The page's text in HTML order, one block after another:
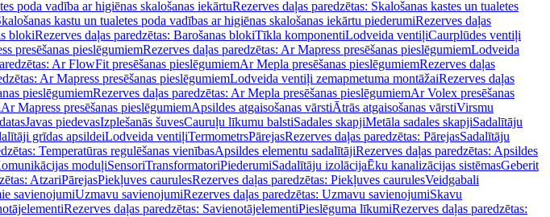
poda vadība ar higiēnas skalošanas iekārtuRezerves daļas paredzētas: Skalošanas kastes un tualetes
kastu un tualetes poda vadības ar higiēnas skalošanas iekārtu piederumiRezerves daļas
blokiRezerves daļas paredzētas: Barošanas blokiTīkla komponentiLodveida ventiļiCaurplūdes ventiļi
presēšanas pieslēgumiemRezerves daļas paredzētas: Ar Mapress presēšanas pieslēgumiemLodveida
Ar FlowFit presēšanas pieslēgumiemAr Mepla presēšanas pieslēgumiemRezerves daļas
Ar Mapress presēšanas pieslēgumiemLodveida ventiļi zemapmetuma montāžaiRezerves daļas
pieslēgumiemRezerves daļas paredzētas: Ar Mepla presēšanas pieslēgumiemAr Volex presēšanas
Ar Mapress presēšanas pieslēgumiemApsildes atgaisošanas vārstiĀtrās atgaisošanas vārstiVirsmu
Javas piedevasIzplešanās šuvesCauruļu līkumu balstiSadales skapjiMetāla sadales skapjiSadalītāju
grīdas apsildeiLodveida ventiļiTermometrsPārejasRezerves daļas paredzētas: PārejasSadalītāju
Temperatūras regulēšanas vienībasApsildes elementu sadalītājiRezerves daļas paredzētas: Apsildes
moduļiSensoriTransformatoriPiederumiSadalītāju izolācijaĒku kanalizācijas sistēmasGeberit
AtzariPārejasPiekļuves caurulesRezerves daļas paredzētas: Piekļuves caurulesVeidgabali
savienojumiUzmavu savienojumiRezerves daļas paredzētas: Uzmavu savienojumiSkavu
Rezerves daļas paredzētas: SavienotājelementiPieslēguma līkumiRezerves daļas paredzētas: